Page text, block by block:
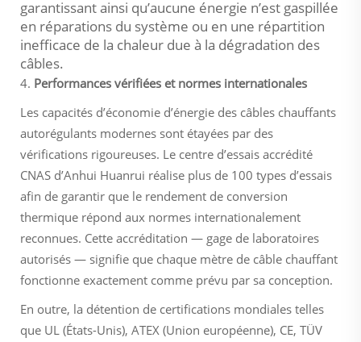
garantissant ainsi qu’aucune énergie n’est gaspillée
en réparations du système ou en une répartition
inefficace de la chaleur due à la dégradation des
câbles.
4. Performances vérifiées et normes internationales
Les capacités d’économie d’énergie des câbles chauffants
autorégulants modernes sont étayées par des
vérifications rigoureuses. Le centre d’essais accrédité
CNAS d’Anhui Huanrui réalise plus de 100 types d’essais
afin de garantir que le rendement de conversion
thermique répond aux normes internationalement
reconnues. Cette accréditation — gage de laboratoires
autorisés — signifie que chaque mètre de câble chauffant
fonctionne exactement comme prévu par sa conception.
En outre, la détention de certifications mondiales telles
que UL (États-Unis), ATEX (Union européenne), CE, TÜV